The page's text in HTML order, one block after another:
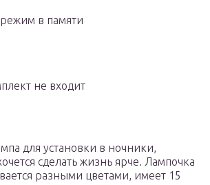
в памяти
не входит
для установки в ночники,
сделать жизнь ярче. Лампочка
разными цветами, имеет 15